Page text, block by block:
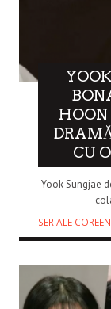
HOON
CU
Yook Sungjae
SERIALE